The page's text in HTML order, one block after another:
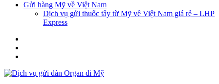
Gửi hàng Mỹ về Việt Nam
Dịch vụ gửi thuốc tây từ Mỹ về Việt Nam giá rẻ – LHP
Express